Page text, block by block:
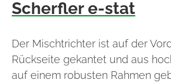
Scherfler e-stat
Der Mischtrichter ist auf der
Rückseite gekantet und aus
auf einem robusten Rahmen